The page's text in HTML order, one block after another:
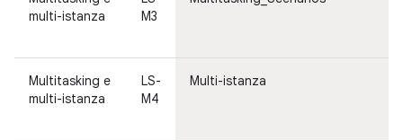
multi-istanza
M3
Multitasking e
multi-istanza
LS-
M4
Multi-istanza